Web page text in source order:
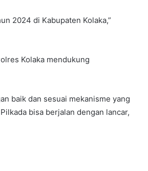
2024 di Kabupaten Kolaka,”
Kolaka mendukung
baik dan sesuai mekanisme yang
bisa berjalan dengan lancar,